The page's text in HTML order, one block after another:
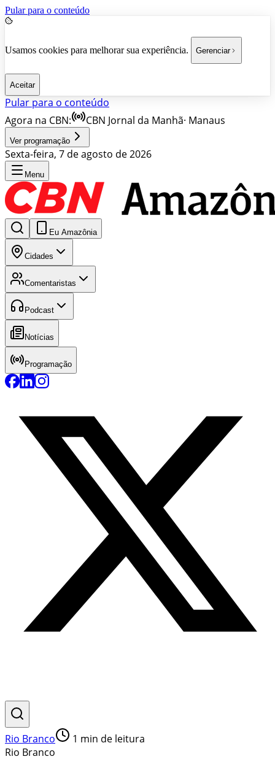
Pular para o conteúdo
Usamos cookies para melhorar sua experiência. Gerenciar
Aceitar
Pular para o conteúdo
Agora na CBN:
CBN Jornal da Manhã· Manaus
Ver programação
Sexta-feira, 7 de agosto de 2026
Menu
Eu Amazônia
Cidades
Comentaristas
Podcast
Notícias
Programação
Rio Branco 1 min de leitura
Rio Branco